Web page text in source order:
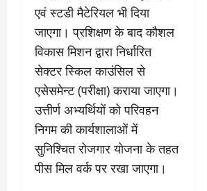
एवं स्टडी मैटेरियल भी दिया
जाएगा। प्रशिक्षण के बाद कौशल
विकास मिशन द्वारा निर्धारित
सेक्टर स्किल काउंसिल से
एसेसमेन्ट (परीक्षा) कराया जाएगा।
उत्तीर्ण अभ्यर्थियों को परिवहन
निगम की कार्यशालाओं में
सुनिश्चित रोजगार योजना के तहत
पीस मिल वर्क पर रखा जाएगा।